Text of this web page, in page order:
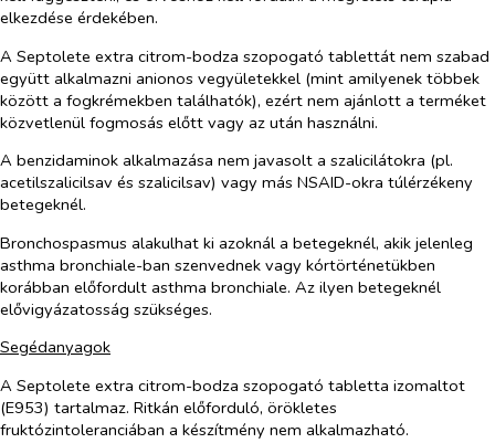
elkezdése érdekében.
A Septolete extra citrom-bodza szopogató tablettát nem szabad
együtt alkalmazni anionos vegyületekkel (mint amilyenek többek
között a fogkrémekben találhatók), ezért nem ajánlott a terméket
közvetlenül fogmosás előtt vagy az után használni.
A benzidaminok alkalmazása nem javasolt a szalicilátokra (pl.
acetilszalicilsav és szalicilsav) vagy más NSAID-okra túlérzékeny
betegeknél.
Bronchospasmus alakulhat ki azoknál a betegeknél, akik jelenleg
asthma bronchiale-ban szenvednek vagy kórtörténetükben
korábban előfordult asthma bronchiale. Az ilyen betegeknél
elővigyázatosság szükséges.
Segédanyagok
A Septolete extra citrom-bodza szopogató tabletta izomaltot
(E953) tartalmaz. Ritkán előforduló, örökletes
fruktózintoleranciában a készítmény nem alkalmazható.